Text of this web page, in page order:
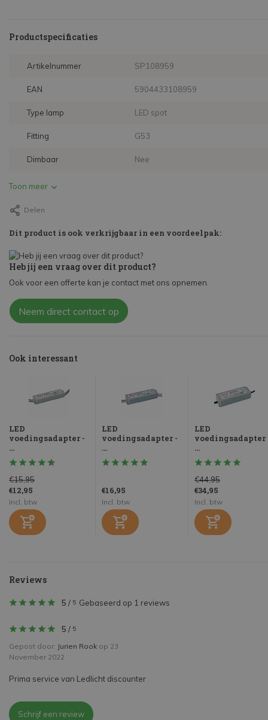
Productspecificaties
Artikelnummer SP108959
EAN 5904433108959
Type lamp LED spot
Fitting G53
Dimbaar Nee
Toon meer
Delen
Dit product is ook verkrijgbaar in een voordeelpak:
Heb jij een vraag over dit product?
Ook voor een offerte kan je contact met ons opnemen.
Neem direct contact op
Ook interessant
LED
voedingsadapter -
...
€15,95
€12,95
Incl. btw
LED
voedingsadapter -
...
€16,95
Incl. btw
LED
voedingsadapter
...
€44,95
€34,95
Incl. btw
Reviews
5 / 5 Gebaseerd op 1 reviews
5 / 5
Gepost door: Jurien Rook op 23
November 2022
Prima service van Ledlicht discounter
Schrijf een review